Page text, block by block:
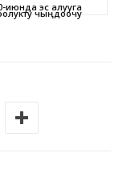
июнда эс алууга
чыңдоочу